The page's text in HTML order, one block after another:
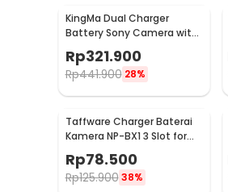
KingMa Dual Charger
Battery Sony Camera with
2 Battery 1080mAh 7.4 V -
KM-FW50
Rp321.900
Rp441.900 28%
Taffware Charger Baterai
Kamera NP-BX1 3 Slot for
Sony Cybershot HDR -
TFBX1
Rp78.500
Rp125.900 38%